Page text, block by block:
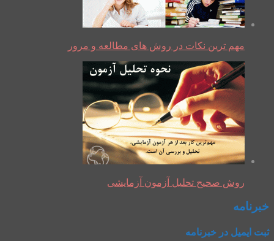
مهم ترین نکات در روش های مطالعه و مرور
روش صحیح تحلیل آزمون آزمایشی
خبرنامه
ثبت ایمیل در خبرنامه